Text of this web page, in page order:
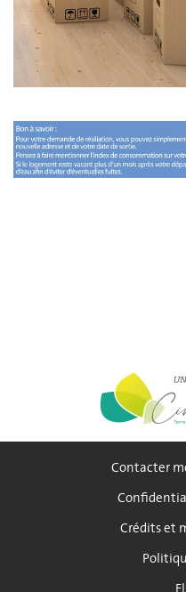
Contacter
Crédits et